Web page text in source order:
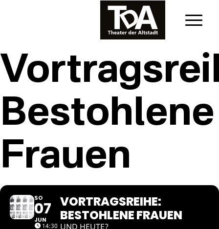
Bestohlene
Frauen
SO
07
JUN
14:30
VORTRAGSREIHE:
BESTOHLENE FRAUEN
UND HEUTE?